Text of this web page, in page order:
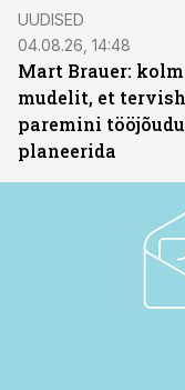
UUDISED
04.08.26, 14:48
Mart Brauer: kolm
mudelit, et
paremini tööjõudu
planeerida